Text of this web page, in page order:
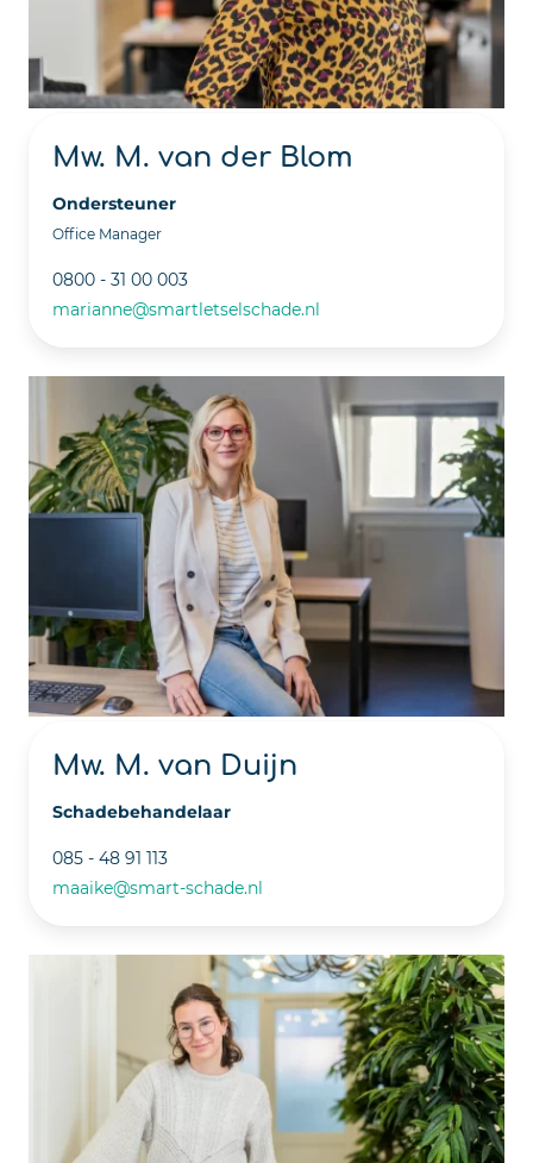
Mw. M. van der Blom
Ondersteuner
Office Manager
0800 - 31 00 003
marianne@smartletselschade.nl
Mw. M. van Duijn
Schadebehandelaar
085 - 48 91 113
maaike@smart-schade.nl